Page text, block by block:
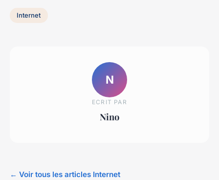
Internet
N
ECRIT PAR
Nino
← Voir tous les articles Internet